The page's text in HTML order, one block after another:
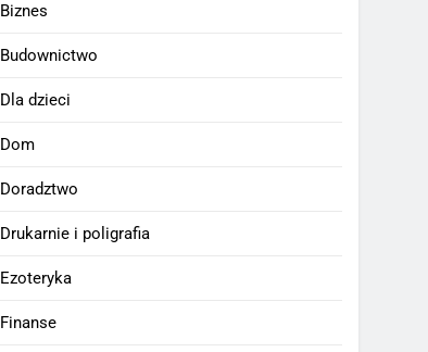
Biznes
Budownictwo
Dla dzieci
Dom
Doradztwo
Drukarnie i poligrafia
Ezoteryka
Finanse